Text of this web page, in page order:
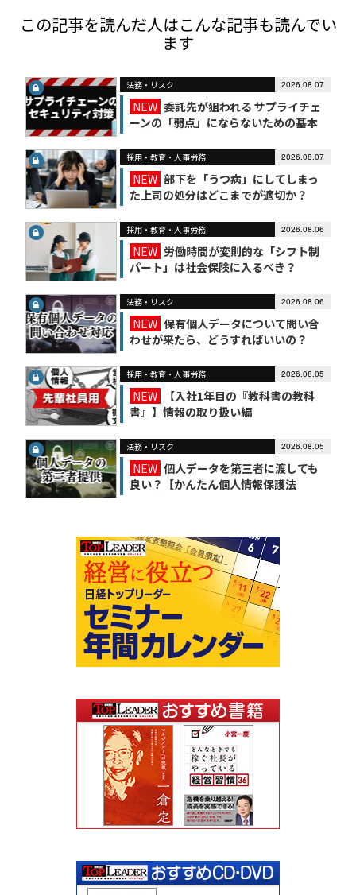
この記事を読んだ人はこんな記事も読んでい
ます
法務・リスク 2026.08.07
NEW 委託先が狙われる サプライチェ
ーンの「弱点」にならないための基本
採用・教育・人事労務 2026.08.07
NEW 部下を「うつ病」にしてしまっ
た上司の処分はどこまでが適切か？
採用・教育・人事労務 2026.08.06
NEW 労働時間が変則的な「シフト制
パート」は社会保険に入るべき？
法務・リスク 2026.08.06
NEW 保有個人データについて問い合
わせが来たら、どうすればいいの？
【かんたん個人情報保護法（7）】
採用・教育・人事労務 2026.08.05
NEW
【入社1年目の『教科書の教科
書』】情報の取り扱い編
法務・リスク 2026.08.05
NEW 個人データを第三者に渡しても
良い？【かんたん個人情報保護法